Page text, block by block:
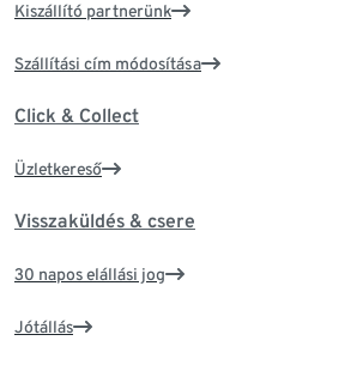
Kiszállító partnerünk
Szállítási cím módosítása
Click & Collect
Üzletkereső
Visszaküldés & csere
30 napos elállási jog
Jótállás